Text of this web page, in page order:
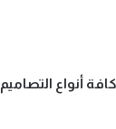
أنواع التصاميم